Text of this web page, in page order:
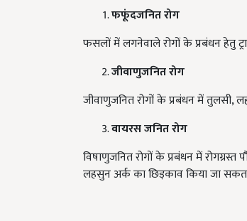
फफूंदजनित रोग
फसलों में लगनेवाले रोगों के प्रबंधन हेतु
जीवाणुजनित रोग
जीवाणुजनित रोगों के प्रबंधन में तुलसी,
वायरस जनित रोग
विषाणुजनित रोगों के प्रबंधन में रोगग्रस्त
लहसुन अर्क का छिड़काव किया जा